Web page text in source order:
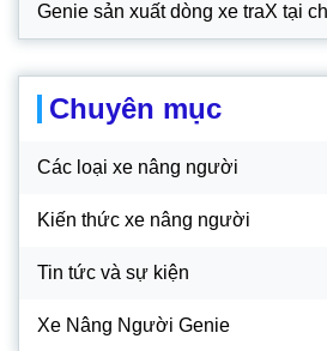
Genie sản xuất dòng xe traX tại
Chuyên mục
Các loại xe nâng người
Kiến thức xe nâng người
Tin tức và sự kiện
Xe Nâng Người Genie